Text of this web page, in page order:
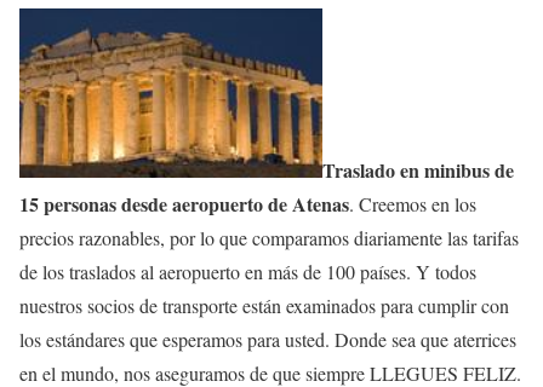
Traslado en minibus de
15 personas desde aeropuerto de Atenas. Creemos en los
precios razonables, por lo que comparamos diariamente las tarifas
de los traslados al aeropuerto en más de 100 países. Y todos
nuestros socios de transporte están examinados para cumplir con
los estándares que esperamos para usted. Donde sea que aterrices
en el mundo, nos aseguramos de que siempre LLEGUES FELIZ.